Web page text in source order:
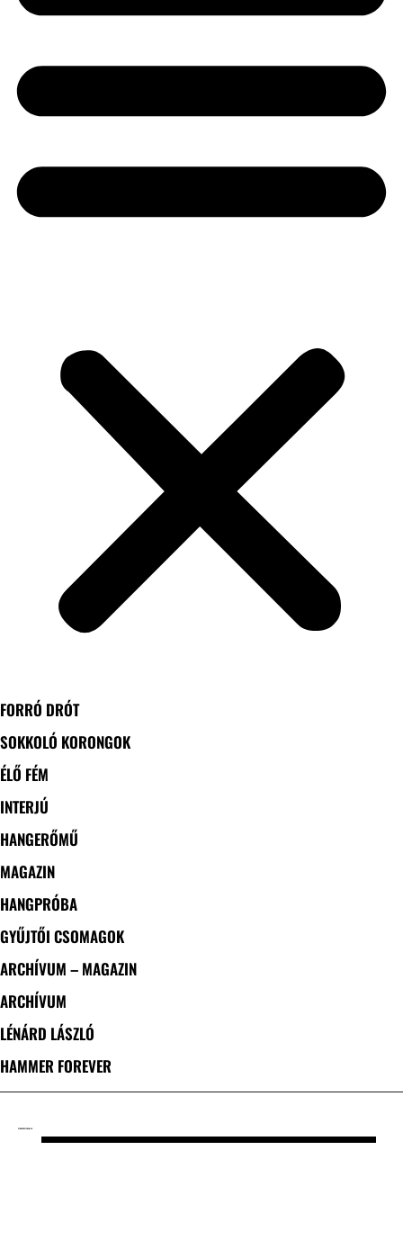
FORRÓ DRÓT
SOKKOLÓ KORONGOK
ÉLŐ FÉM
INTERJÚ
HANGERŐMŰ
MAGAZIN
HANGPRÓBA
GYŰJTŐI CSOMAGOK
ARCHÍVUM – MAGAZIN
ARCHÍVUM
LÉNÁRD LÁSZLÓ
HAMMER FOREVER